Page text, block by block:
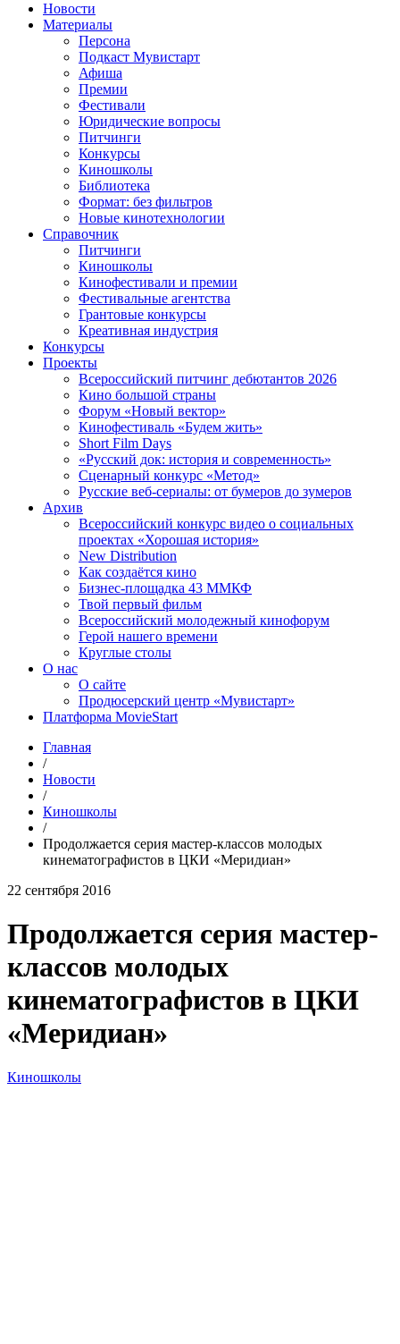
Новости
Материалы
Персона
Подкаст Мувистарт
Афиша
Премии
Фестивали
Юридические вопросы
Питчинги
Конкурсы
Киношколы
Библиотека
Формат: без фильтров
Новые кинотехнологии
Справочник
Питчинги
Киношколы
Кинофестивали и премии
Фестивальные агентства
Грантовые конкурсы
Креативная индустрия
Конкурсы
Проекты
Всероссийский питчинг дебютантов 2026
Кино большой страны
Форум «Новый вектор»
Кинофестиваль «Будем жить»
Short Film Days
«Русский док: история и современность»
Сценарный конкурс «Метод»
Русские веб-сериалы: от бумеров до зумеров
Архив
Всероссийский конкурс видео о социальных
проектах «Хорошая история»
New Distribution
Как создаётся кино
Бизнес-площадка 43 ММКФ
Твой первый фильм
Всероссийский молодежный кинофорум
Герой нашего времени
Круглые столы
О нас
О сайте
Продюсерский центр «Мувистарт»
Платформа MovieStart
Главная
/
Новости
/
Киношколы
/
Продолжается серия мастер-классов молодых
кинематографистов в ЦКИ «Меридиан»
22 сентября 2016
Продолжается серия мастер-
классов молодых
кинематографистов в ЦКИ
«Меридиан»
Киношколы